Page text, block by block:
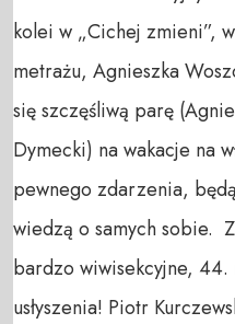
kolei w „Cichej zmieni”,
metrażu, Agnieszka
się szczęśliwą parę
Dymecki) na wakacje na
pewnego zdarzenia,
wiedzą o samych sobie.
bardzo wiwisekcyjne, 44.
usłyszenia! Piotr